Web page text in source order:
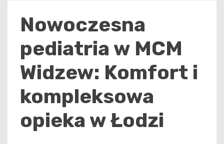
Nowoczesna
pediatria w MCM
Widzew: Komfort i
kompleksowa
opieka w Łodzi